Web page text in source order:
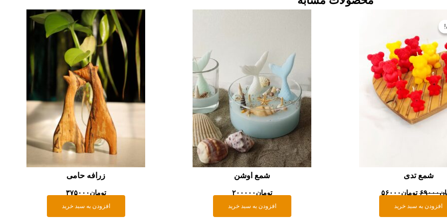
شمع تدی
۶۹۰۰۰
بود.
تومان۵۶۰۰۰
افزودن به سبد خرید
شمع اوشن
تومان۲۰۰۰۰۰
افزودن به سبد خرید
زرافه حامی
تومان۳۷۵۰۰۰
افزودن به سبد خرید